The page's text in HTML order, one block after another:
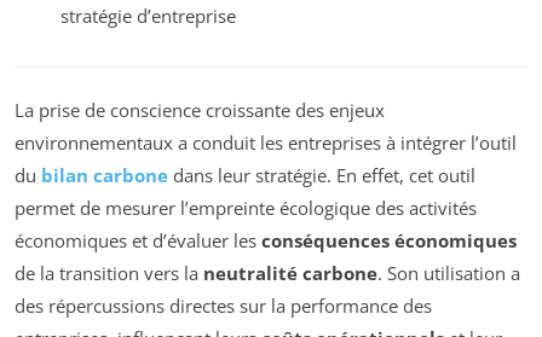
stratégie d’entreprise
La prise de conscience croissante des enjeux
environnementaux a conduit les entreprises à intégrer l’outil
du bilan carbone dans leur stratégie. En effet, cet outil
permet de mesurer l’empreinte écologique des activités
économiques et d’évaluer les conséquences économiques
de la transition vers la neutralité carbone. Son utilisation a
des répercussions directes sur la performance des